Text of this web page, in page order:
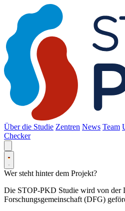
Über die Studie Zentren News Team
Checker
Wer steht hinter dem Projekt?
Die STOP-PKD Studie wird von der
Forschungsgemeinschaft (DFG)